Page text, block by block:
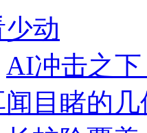
动
AI冲击之
闻目睹的